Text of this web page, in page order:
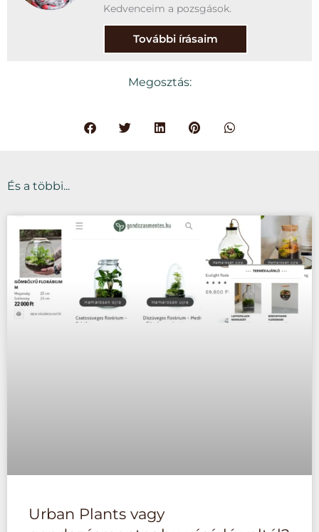
Kedvenceim a pozsgások.
További írásaim
Megosztás:
És a többi...
Urban Plants vagy